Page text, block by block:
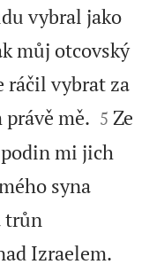
vybral jako
můj otcovský
ráčil vybrat za
mě. 

5 Ze
mi jich
syna
trůn
Izraelem.